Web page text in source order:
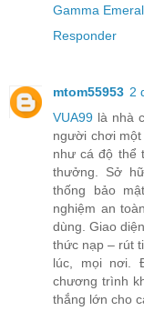
Gamma
Responder
mtom55953 2
VUA99 là nhà
người chơi
như cá độ thể
thưởng. Sở
thống bảo
nghiệm an
dùng. Giao
thức nạp – rút
lúc, mọi nơi.
chương trình
thắng lớn cho